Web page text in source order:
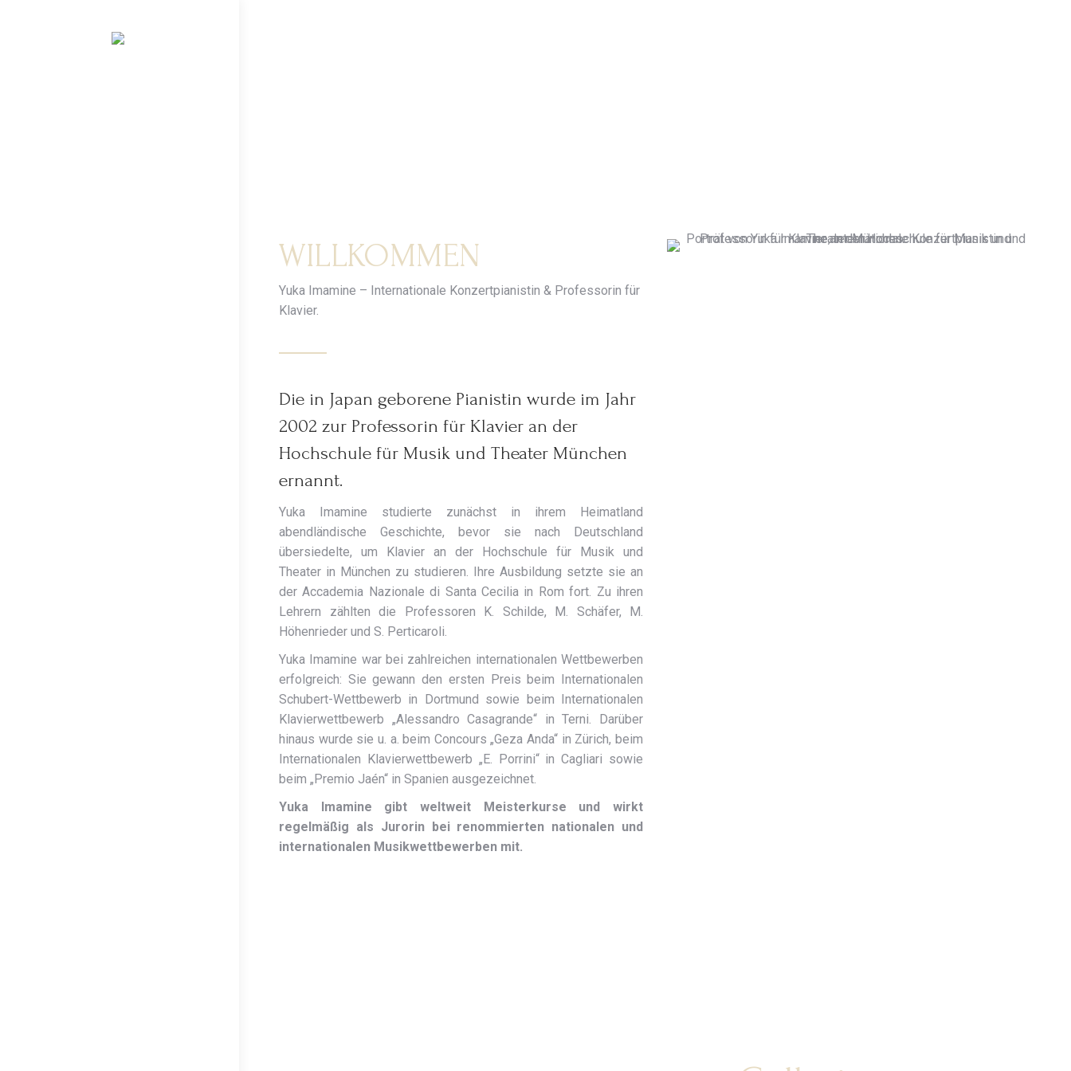
WILLKOMMEN
Yuka Imamine – Internationale Konzertpianistin & Professorin für
Klavier.
Die in Japan geborene Pianistin wurde im Jahr
2002 zur Professorin für Klavier an der
Hochschule für Musik und Theater München
ernannt.
Yuka Imamine studierte zunächst in ihrem Heimatland
abendländische Geschichte, bevor sie nach Deutschland
übersiedelte, um Klavier an der Hochschule für Musik und
Theater in München zu studieren. Ihre Ausbildung setzte sie an
der Accademia Nazionale di Santa Cecilia in Rom fort. Zu ihren
Lehrern zählten die Professoren K. Schilde, M. Schäfer, M.
Höhenrieder und S. Perticaroli.
Yuka Imamine war bei zahlreichen internationalen Wettbewerben
erfolgreich: Sie gewann den ersten Preis beim Internationalen
Schubert-Wettbewerb in Dortmund sowie beim Internationalen
Klavierwettbewerb „Alessandro Casagrande“ in Terni. Darüber
hinaus wurde sie u. a. beim Concours „Geza Anda“ in Zürich, beim
Internationalen Klavierwettbewerb „E. Porrini“ in Cagliari sowie
beim „Premio Jaén“ in Spanien ausgezeichnet.
Yuka Imamine gibt weltweit Meisterkurse und wirkt
regelmäßig als Jurorin bei renommierten nationalen und
internationalen Musikwettbewerben mit.